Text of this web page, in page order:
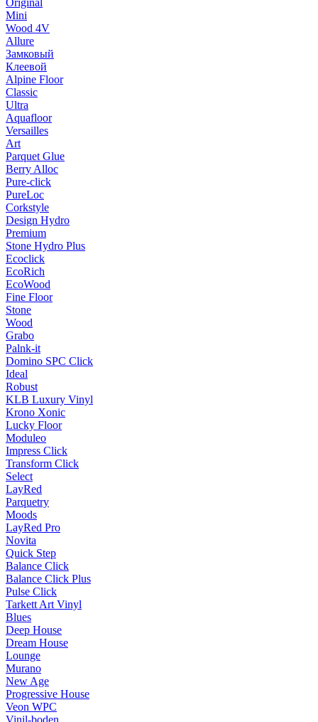
Original
Mini
Wood 4V
Allure
Замковый
Клеевой
Alpine Floor
Classic
Ultra
Aquafloor
Versailles
Art
Parquet Glue
Berry Alloc
Pure-click
PureLoc
Corkstyle
Design Hydro
Premium
Stone Hydro Plus
Ecoclick
EcoRich
EcoWood
Fine Floor
Stone
Wood
Grabo
Palnk-it
Domino SPC Click
Ideal
Robust
KLB Luxury Vinyl
Krono Xonic
Lucky Floor
Moduleo
Impress Click
Transform Click
Select
LayRed
Parquetry
Moods
LayRed Pro
Novita
Quick Step
Balance Click
Balance Click Plus
Pulse Click
Tarkett Art Vinyl
Blues
Deep House
Dream House
Lounge
Murano
New Age
Progressive House
Veon WPC
Vinil-boden